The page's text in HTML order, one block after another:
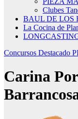
Clubes
BAUL DE LOS
La Cocina de
Concursos Destacado
Carina